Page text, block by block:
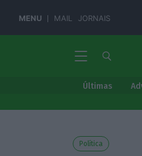
MENU MAIL JORNAIS
Últimas
Política